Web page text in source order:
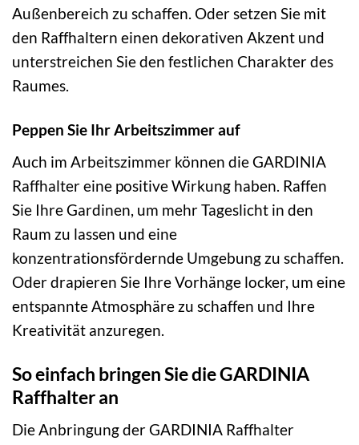
Außenbereich zu schaffen. Oder setzen Sie mit
den Raffhaltern einen dekorativen Akzent und
unterstreichen Sie den festlichen Charakter des
Raumes.
Peppen Sie Ihr Arbeitszimmer auf
Auch im Arbeitszimmer können die GARDINIA
Raffhalter eine positive Wirkung haben. Raffen
Sie Ihre Gardinen, um mehr Tageslicht in den
Raum zu lassen und eine
konzentrationsfördernde Umgebung zu schaffen.
Oder drapieren Sie Ihre Vorhänge locker, um eine
entspannte Atmosphäre zu schaffen und Ihre
Kreativität anzuregen.
So einfach bringen Sie die GARDINIA
Raffhalter an
Die Anbringung der GARDINIA Raffhalter